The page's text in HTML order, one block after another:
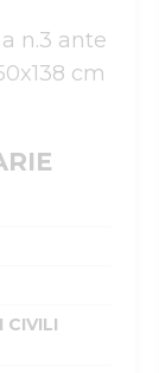
n.3 ante
cm
CIVILI